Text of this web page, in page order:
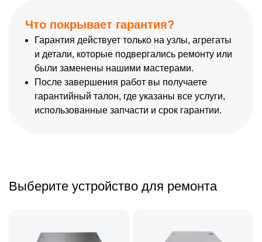
Что покрывает гарантия?
Гарантия действует только на узлы, агрегаты
и детали, которые подвергались ремонту или
были заменены нашими мастерами.
После завершения работ вы получаете
гарантийный талон, где указаны все услуги,
использованные запчасти и срок гарантии.
Выберите устройство для ремонта